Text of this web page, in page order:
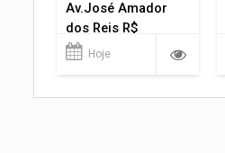
Av.José Amador
dos Reis R$
1.400.000
Hoje